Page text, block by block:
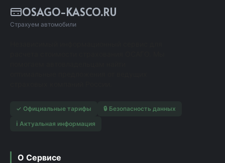
OSAGO-KASCO.RU
Страхуем автомобили
✓ Официальные тарифы
🔒 Безопасность данных
ℹ️ Актуальная информация
О Сервисе